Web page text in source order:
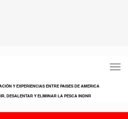
Y EXPERIENCIAS ENTRE PAISES DE AMERICA
DESALENTAR Y ELIMINAR LA PESCA INDNR